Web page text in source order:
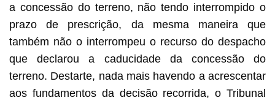
a concessão do terreno, não tendo interrompido o
prazo de prescrição, da mesma maneira que
também não o interrompeu o recurso do despacho
que declarou a caducidade da concessão do
terreno. Destarte, nada mais havendo a acrescentar
aos fundamentos da decisão recorrida, o Tribunal